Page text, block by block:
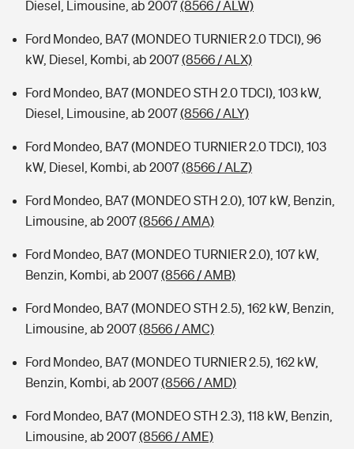
Diesel, Limousine, ab 2007(8566 / ALW)
Ford Mondeo, BA7 (MONDEO TURNIER 2.0 TDCI), 96
kW, Diesel, Kombi, ab 2007(8566 / ALX)
Ford Mondeo, BA7 (MONDEO STH 2.0 TDCI), 103 kW,
Diesel, Limousine, ab 2007(8566 / ALY)
Ford Mondeo, BA7 (MONDEO TURNIER 2.0 TDCI), 103
kW, Diesel, Kombi, ab 2007(8566 / ALZ)
Ford Mondeo, BA7 (MONDEO STH 2.0), 107 kW, Benzin,
Limousine, ab 2007(8566 / AMA)
Ford Mondeo, BA7 (MONDEO TURNIER 2.0), 107 kW,
Benzin, Kombi, ab 2007(8566 / AMB)
Ford Mondeo, BA7 (MONDEO STH 2.5), 162 kW, Benzin,
Limousine, ab 2007(8566 / AMC)
Ford Mondeo, BA7 (MONDEO TURNIER 2.5), 162 kW,
Benzin, Kombi, ab 2007(8566 / AMD)
Ford Mondeo, BA7 (MONDEO STH 2.3), 118 kW, Benzin,
Limousine, ab 2007(8566 / AME)